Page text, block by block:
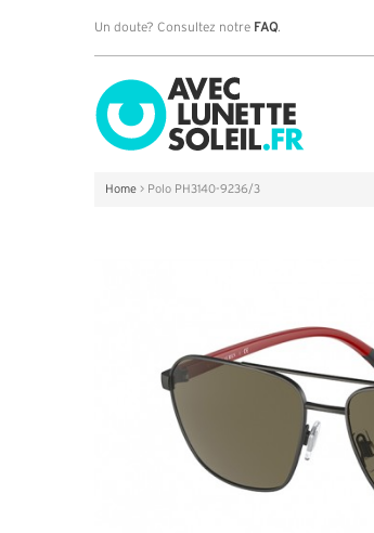
Un doute? Consultez notre FAQ.
Home > Polo PH3140-9236/3